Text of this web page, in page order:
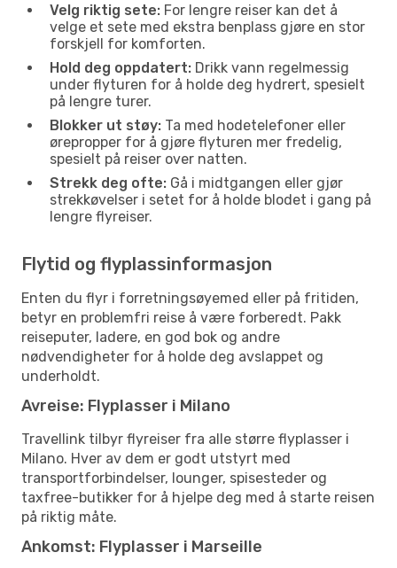
Velg riktig sete: For lengre reiser kan det å
velge et sete med ekstra benplass gjøre en stor
forskjell for komforten.
Hold deg oppdatert: Drikk vann regelmessig
under flyturen for å holde deg hydrert, spesielt
på lengre turer.
Blokker ut støy: Ta med hodetelefoner eller
ørepropper for å gjøre flyturen mer fredelig,
spesielt på reiser over natten.
Strekk deg ofte: Gå i midtgangen eller gjør
strekkøvelser i setet for å holde blodet i gang på
lengre flyreiser.
Flytid og flyplassinformasjon
Enten du flyr i forretningsøyemed eller på fritiden,
betyr en problemfri reise å være forberedt. Pakk
reiseputer, ladere, en god bok og andre
nødvendigheter for å holde deg avslappet og
underholdt.
Avreise: Flyplasser i Milano
Travellink tilbyr flyreiser fra alle større flyplasser i
Milano. Hver av dem er godt utstyrt med
transportforbindelser, lounger, spisesteder og
taxfree-butikker for å hjelpe deg med å starte reisen
på riktig måte.
Ankomst: Flyplasser i Marseille